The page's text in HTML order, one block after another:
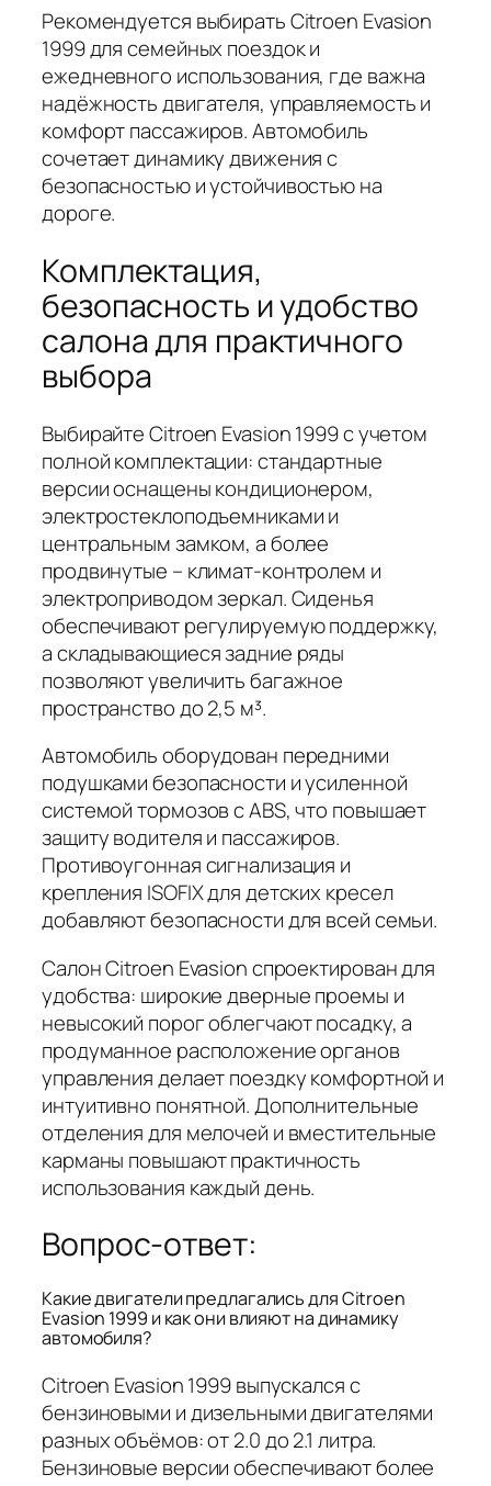
Рекомендуется выбирать Citroen Evasion
1999 для семейных поездок и
ежедневного использования, где важна
надёжность двигателя, управляемость и
комфорт пассажиров. Автомобиль
сочетает динамику движения с
безопасностью и устойчивостью на
дороге.
Комплектация,
безопасность и удобство
салона для практичного
выбора
Выбирайте Citroen Evasion 1999 с учетом
полной комплектации: стандартные
версии оснащены кондиционером,
электростеклоподъемниками и
центральным замком, а более
продвинутые – климат-контролем и
электроприводом зеркал. Сиденья
обеспечивают регулируемую поддержку,
а складывающиеся задние ряды
позволяют увеличить багажное
пространство до 2,5 м³.
Автомобиль оборудован передними
подушками безопасности и усиленной
системой тормозов с ABS, что повышает
защиту водителя и пассажиров.
Противоугонная сигнализация и
крепления ISOFIX для детских кресел
добавляют безопасности для всей семьи.
Салон Citroen Evasion спроектирован для
удобства: широкие дверные проемы и
невысокий порог облегчают посадку, а
продуманное расположение органов
управления делает поездку комфортной и
интуитивно понятной. Дополнительные
отделения для мелочей и вместительные
карманы повышают практичность
использования каждый день.
Вопрос-ответ:
Какие двигатели предлагались для Citroen
Evasion 1999 и как они влияют на динамику
автомобиля?
Citroen Evasion 1999 выпускался с
бензиновыми и дизельными двигателями
разных объёмов: от 2.0 до 2.1 литра.
Бензиновые версии обеспечивают более